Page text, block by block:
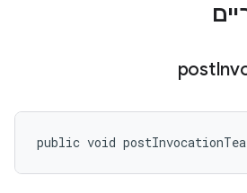
post
public void